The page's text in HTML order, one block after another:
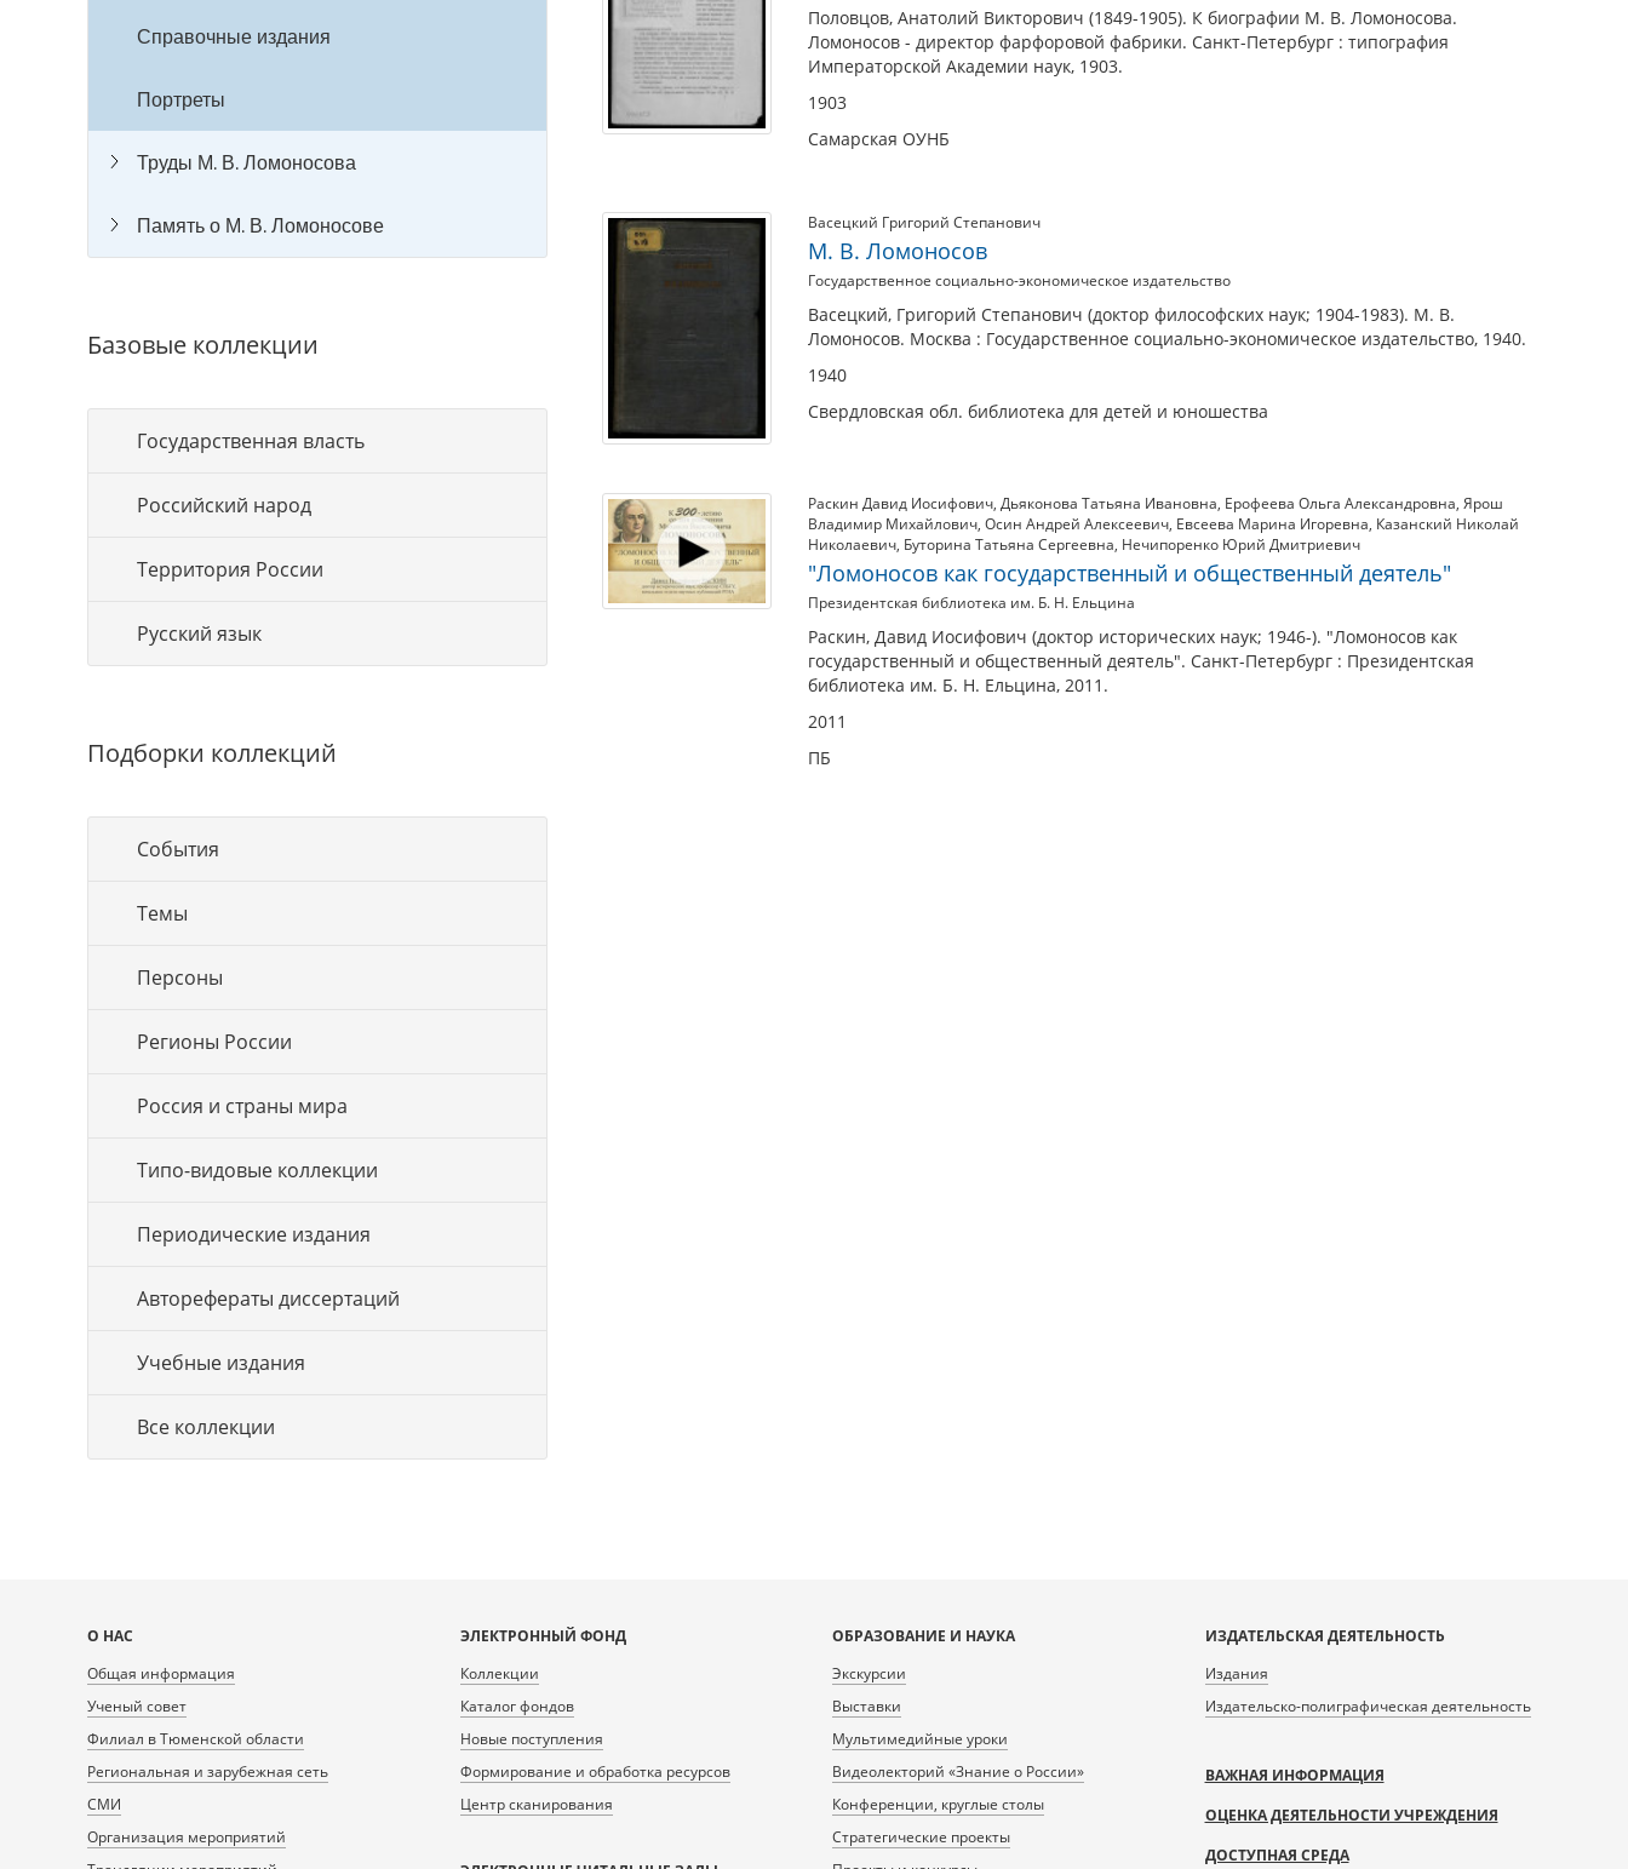
Справочные издания
Портреты
Труды М. В. Ломоносова
Память о М. В. Ломоносове
Базовые коллекции
Государственная власть
Российский народ
Территория России
Русский язык
Подборки коллекций
События
Темы
Персоны
Регионы России
Россия и страны мира
Типо-видовые коллекции
Периодические издания
Авторефераты диссертаций
Учебные издания
Все коллекции
Половцов, Анатолий Викторович (1849-1905). К биографии М. В. Ломоносова.
Ломоносов - директор фарфоровой фабрики. Санкт-Петербург : типография
Императорской Академии наук, 1903.
1903
Самарская ОУНБ
Васецкий Григорий Степанович
М. В. Ломоносов
Государственное социально-экономическое издательство
Васецкий, Григорий Степанович (доктор философских наук; 1904-1983). М. В.
Ломоносов. Москва : Государственное социально-экономическое издательство, 1940.
1940
Свердловская обл. библиотека для детей и юношества
Раскин Давид Иосифович, Дьяконова Татьяна Ивановна, Ерофеева Ольга Александровна, Ярош
Владимир Михайлович, Осин Андрей Алексеевич, Евсеева Марина Игоревна, Казанский Николай
Николаевич, Буторина Татьяна Сергеевна, Нечипоренко Юрий Дмитриевич
"Ломоносов как государственный и общественный деятель"
Президентская библиотека им. Б. Н. Ельцина
Раскин, Давид Иосифович (доктор исторических наук; 1946-). "Ломоносов как
государственный и общественный деятель". Санкт-Петербург : Президентская
библиотека им. Б. Н. Ельцина, 2011.
2011
ПБ
Карта
сайта
О НАС
Общая информация
Ученый совет
Филиал в Тюменской области
Региональная и зарубежная сеть
СМИ
Организация мероприятий
ЭЛЕКТРОННЫЙ ФОНД
Коллекции
Каталог фондов
Новые поступления
Формирование и обработка ресурсов
Центр сканирования
ОБРАЗОВАНИЕ И НАУКА
Экскурсии
Выставки
Мультимедийные уроки
Видеолекторий «Знание о России»
Конференции, круглые столы
Стратегические проекты
ИЗДАТЕЛЬСКАЯ ДЕЯТЕЛЬНОСТЬ
Издания
Издательско-полиграфическая деятельность
ВАЖНАЯ ИНФОРМАЦИЯ
ОЦЕНКА ДЕЯТЕЛЬНОСТИ УЧРЕЖДЕНИЯ
ДОСТУПНАЯ СРЕДА